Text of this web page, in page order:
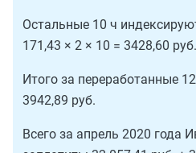
Остальные 10 ч
171,43 × 2 × 10 = 3428,60 руб.
Итого за переработанные
3942,89 руб.
Всего за апрель 2020 года